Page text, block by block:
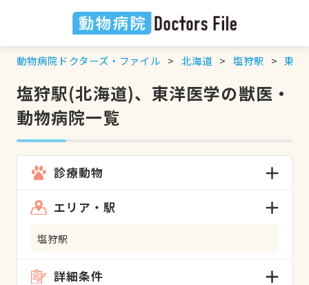
動物病院ドクターズ・ファイル 北海道 塩狩駅 東洋
塩狩駅(北海道)、東洋医学の獣医・
動物病院一覧
診療動物
エリア・駅
塩狩駅
詳細条件